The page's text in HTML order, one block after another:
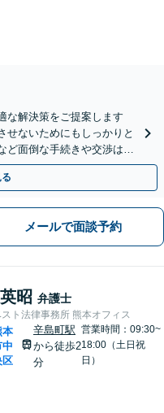
な解決策をご提案します
せないためにもしっかりと
面倒な手続きや交渉はす
メールで面談予約
昭 弁護士
ト法律事務所 熊本オフィス
本
中
区
辛島町駅
から徒歩2
分
営業時間：09:30~
18:00（土日祝
日）